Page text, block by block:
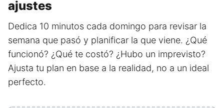
ajustes
Dedica 10 minutos cada domingo para revisar la
semana que pasó y planificar la que viene. ¿Qué
funcionó? ¿Qué te costó? ¿Hubo un imprevisto?
Ajusta tu plan en base a la realidad, no a un ideal
perfecto.